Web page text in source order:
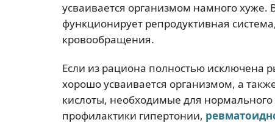
усваивается организмом намного хуже.
функционирует репродуктивная
кровообращения.
Если из рациона полностью исключена
хорошо усваивается организмом, а
кислоты, необходимые для
профилактики гипертонии,